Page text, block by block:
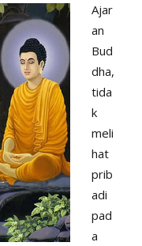
Ajar
an
Bud
dha,
tida
k
meli
hat
prib
adi
pad
a